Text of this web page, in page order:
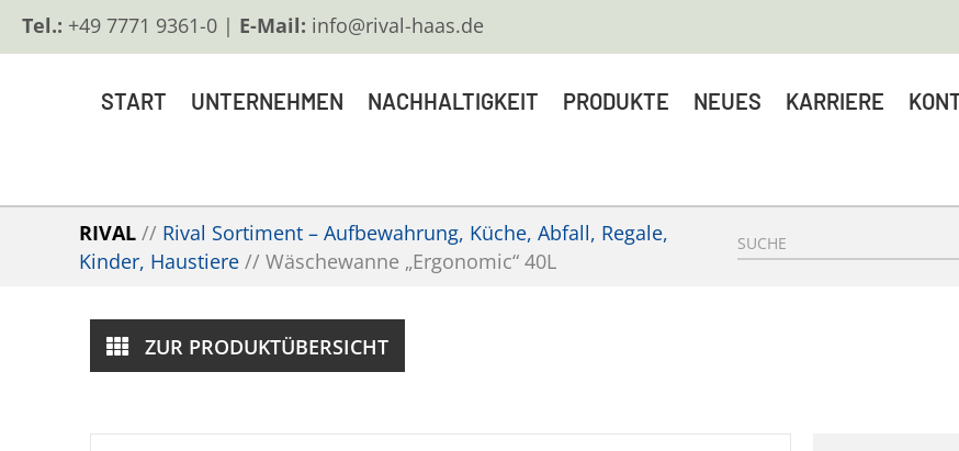
Tel.: +49 7771 9361-0 | E-Mail: info@rival-haas.de
START UNTERNEHMEN NACHHALTIGKEIT PRODUKTE NEUES KARRIERE
RIVAL // Rival Sortiment – Aufbewahrung, Küche, Abfall, Regale,
Kinder, Haustiere // Wäschewanne „Ergonomic“ 40L
ZUR PRODUKTÜBERSICHT